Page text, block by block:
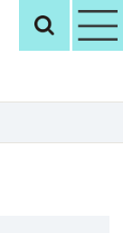
観光いばらき検